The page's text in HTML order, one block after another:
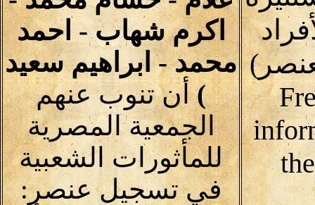
اكرم شهاب - احمد
محمد - ابراهيم سعيد
)أن تنوب عنهم
الجمعية المصرية
للمأثورات الشعبية
في تسجيل عنصر: